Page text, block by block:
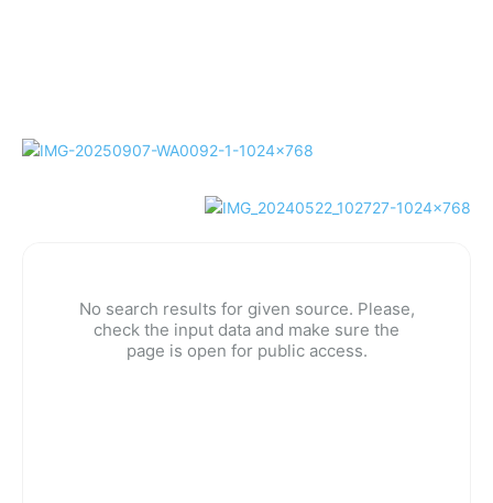
No search results for given source. Please,
check the input data and make sure the
page is open for public access.